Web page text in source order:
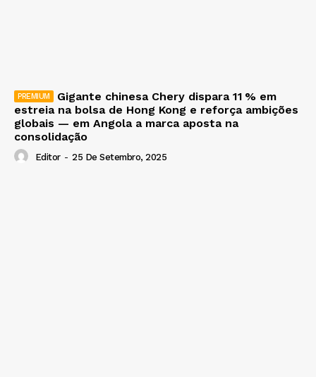
Gigante chinesa Chery dispara 11 % em
estreia na bolsa de Hong Kong e reforça ambições
globais — em Angola a marca aposta na
consolidação
Editor - 25 De Setembro, 2025